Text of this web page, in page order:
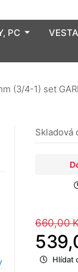
PC
(3/4-1) set
Skladová
660,00
Hlídat